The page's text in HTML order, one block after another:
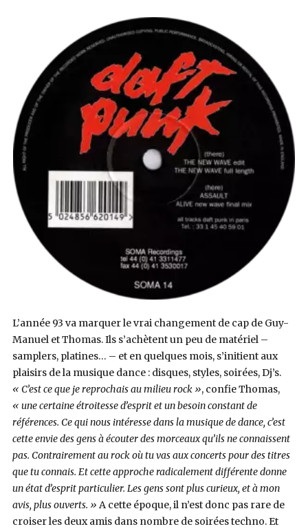
L’année 93 va marquer le vrai changement de cap de Guy-
Manuel et Thomas. Ils s’achètent un peu de matériel –
samplers, platines… – et en quelques mois, s’initient aux
plaisirs de la musique dance : disques, styles, soirées, Dj’s.
« C’est ce que je reprochais au milieu rock », confie Thomas,
« une certaine étroitesse d’esprit et un besoin constant de
références. Ce qui nous intéresse dans la musique de dance, c’est
cette envie des gens à écouter des morceaux qu’ils ne connaissent
pas. Contrairement au rock où tu vas aux concerts pour des titres
que tu connais. Et cette approche radicalement différente donne
un état d’esprit particulier. Les gens sont plus curieux, et à mon
avis, plus ouverts. » A cette époque, il n’est donc pas rare de
croiser les deux amis dans nombre de soirées techno. Et